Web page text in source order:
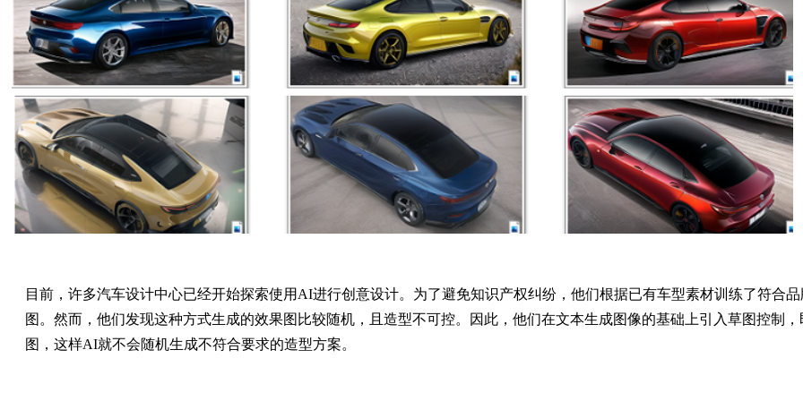
目前，许多汽车设计中心已经开始探索使用AI进行创意设计。为了避免知识产权纠纷，他们根据已有车型素材训练了符合
图。然而，他们发现这种方式生成的效果图比较随机，且造型不可控。因此，他们在文本生成图像的基础上引入草图控制
图，这样AI就不会随机生成不符合要求的造型方案。